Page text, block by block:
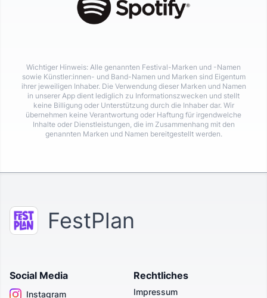
Wichtiger Hinweis: Alle genannten Festival-Marken und -Namen
sowie Künstler:innen- und Band-Namen und Marken sind Eigentum
ihrer jeweiligen Inhaber. Die Verwendung dieser Marken und Namen
in unserer App dient lediglich zu Informationszwecken und stellt
keine Billigung oder Unterstützung durch die Inhaber dar. Wir
übernehmen keine Verantwortung oder Haftung für irgendwelche
Inhalte oder Dienstleistungen, die im Zusammenhang mit den
genannten Marken und Namen bereitgestellt werden.
FestPlan
Social Media
Instagram
Rechtliches
Impressum